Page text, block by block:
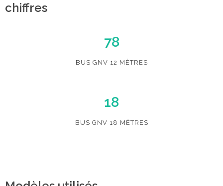
chiffres
78
BUS GNV 12 MÈTRES
18
BUS GNV 18 MÈTRES